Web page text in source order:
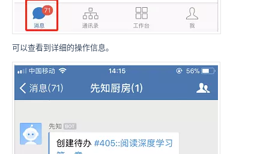
可以查看到详细的操作信息。